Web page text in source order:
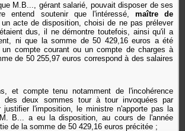
M.B..., gérant salarié, pouvait disposer de ses
entend soutenir que l'intéressé, maître de
acte de disposition, choisi de ne pas prélever
dus, il ne démontre toutefois, ainsi qu'il a
ni que la somme de 50 429,16 euros a été
un compte courant ou un compte de charges à
de 50 255,97 euros correspond à des salaires
et compte tenu notamment de l'incohérence
des deux sommes tour à tour invoquées par
justifier l'imposition, le ministre n'apporte pas la
B... a eu la disposition, au cours de l'année
de la somme de 50 429,16 euros précitée ;